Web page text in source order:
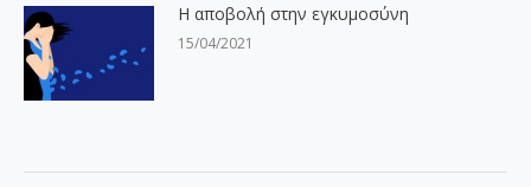
Η αποβολή στην εγκυμοσύνη
15/04/2021